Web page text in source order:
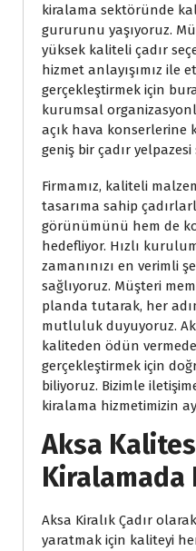
kiralama sektöründe
gururunu yaşıyoruz.
yüksek kaliteli çadır
hizmet anlayışımız ile
gerçekleştirmek için
kurumsal
açık hava
geniş bir çadır
Firmamız, kaliteli
tasarıma sahip
görünümünü hem de
hedefliyor. Hızlı
zamanınızı en verimli
sağlıyoruz. Müşteri
planda tutarak, her
mutluluk duyuyoruz.
kaliteden ödün
gerçekleştirmek için
biliyoruz. Bizimle
kiralama hizmetimizin
Aksa
Kiralamada
Aksa Kiralık Çadır
yaratmak için kaliteyi